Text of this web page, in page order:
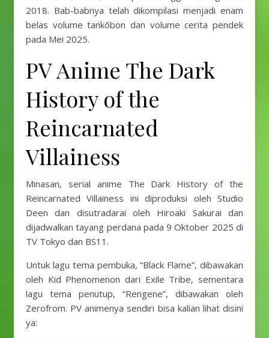
2018. Bab-babnya telah dikompilasi menjadi enam
belas volume tankōbon dan volume cerita pendek
pada Mei 2025.
PV Anime The Dark
History of the
Reincarnated
Villainess
Minasan, serial anime The Dark History of the
Reincarnated Villainess ini diproduksi oleh Studio
Deen dan disutradarai oleh Hiroaki Sakurai dan
dijadwalkan tayang perdana pada 9 Oktober 2025 di
TV Tokyo dan BS11.
Untuk lagu tema pembuka, “Black Flame”, dibawakan
oleh Kid Phenomenon dari Exile Tribe, sementara
lagu tema penutup, “Rengene”, dibawakan oleh
Zerofrom. PV animenya sendiri bisa kalian lihat disini
ya: